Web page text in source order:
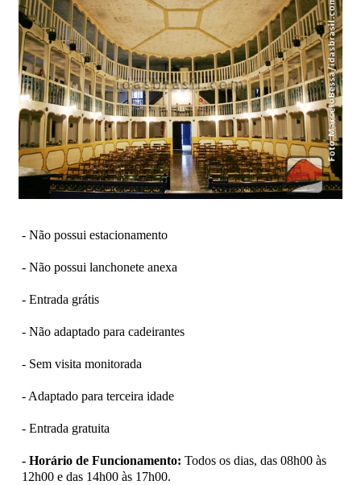
- Não possui estacionamento
- Não possui lanchonete anexa
- Entrada grátis
- Não adaptado para cadeirantes
- Sem visita monitorada
- Adaptado para terceira idade
- Entrada gratuita
- Horário de Funcionamento: Todos os dias, das 08h00 às
12h00 e das 14h00 às 17h00.